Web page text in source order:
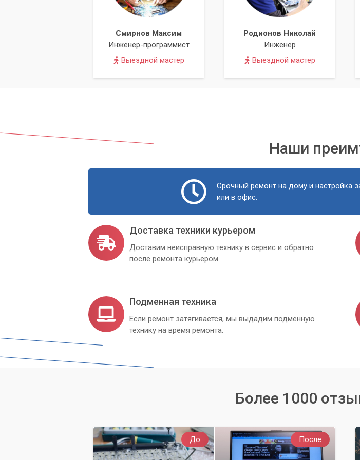
Смирнов Максим
Инженер-программист
Выездной мастер
Родионов Николай
Инженер
Выездной мастер
Наши
Срочный ремонт на дому и настройка
или в офис.
Доставка техники курьером
Доставим неисправную технику в сервис и обратно
после ремонта курьером
Подменная техника
Если ремонт затягивается, мы выдадим подменную
технику на время ремонта.
Более 1000
До После